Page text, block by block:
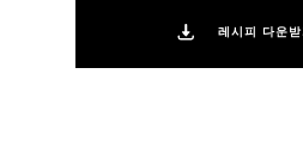
레시피 다운받